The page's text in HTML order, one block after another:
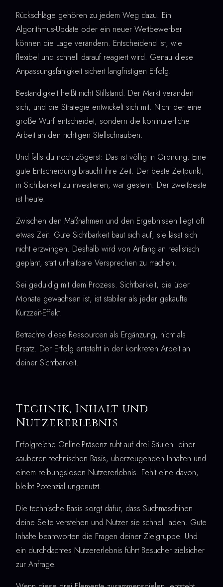
Rückschläge gehören zu jedem Weg dazu. Ein
Algorithmus-Update oder ein neuer Wettbewerber
können die Lage verändern. Entscheidend ist, wie
flexibel und schnell darauf reagiert wird. Genau diese
Anpassungsfähigkeit sichert langfristigen Erfolg.
Beständigkeit heißt nicht Stillstand. Der Markt verändert
sich, und die Strategie entwickelt sich mit. Nicht der eine
große Wurf entscheidet, sondern die kontinuierliche
Arbeit an den richtigen Stellschrauben.
Und falls du noch zögerst: Das ist völlig in Ordnung. Eine
gute Entscheidung braucht ihre Zeit. Der beste Zeitpunkt,
in Sichtbarkeit zu investieren, war gestern. Der zweitbeste
ist heute.
Zwischen den Maßnahmen und den Ergebnissen liegt oft
etwas Zeit. Gute Sichtbarkeit baut sich auf, sie lässt sich
nicht erzwingen. Deshalb wird von Anfang an realistisch
geplant, statt unhaltbare Versprechen zu machen.
Sei geduldig mit dem Prozess. Sichtbarkeit, die über
Monate gewachsen ist, ist stabiler als jeder gekaufte
Kurzzeit-Effekt.
Betrachte diese Ressourcen als Ergänzung, nicht als
Ersatz. Der Erfolg entsteht in der konkreten Arbeit an
deiner Sichtbarkeit.
Technik, Inhalt und
Nutzererlebnis
Erfolgreiche Online-Präsenz ruht auf drei Säulen: einer
sauberen technischen Basis, überzeugenden Inhalten und
einem reibungslosen Nutzererlebnis. Fehlt eine davon,
bleibt Potenzial ungenutzt.
Die technische Basis sorgt dafür, dass Suchmaschinen
deine Seite verstehen und Nutzer sie schnell laden. Gute
Inhalte beantworten die Fragen deiner Zielgruppe. Und
ein durchdachtes Nutzererlebnis führt Besucher zielsicher
zur Anfrage.